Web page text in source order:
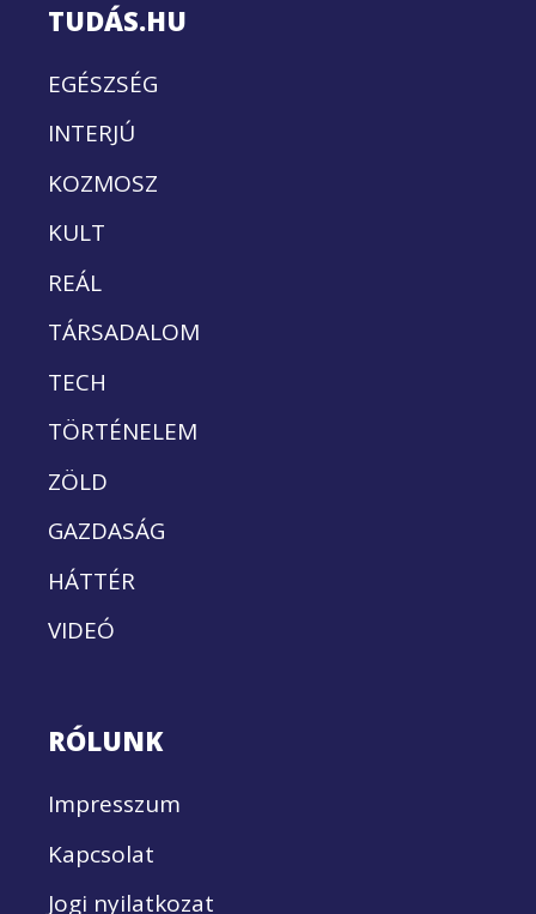
TUDÁS.HU
EGÉSZSÉG
INTERJÚ
KOZMOSZ
KULT
REÁL
TÁRSADALOM
TECH
TÖRTÉNELEM
ZÖLD
GAZDASÁG
HÁTTÉR
VIDEÓ
RÓLUNK
Impresszum
Kapcsolat
Jogi nyilatkozat